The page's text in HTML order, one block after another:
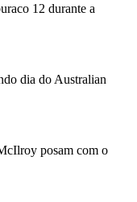
12 durante a
dia do Australian
posam com o